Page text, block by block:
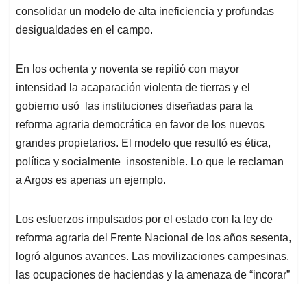
consolidar un modelo de alta ineficiencia y profundas
desigualdades en el campo.
En los ochenta y noventa se repitió con mayor
intensidad la acaparación violenta de tierras y el
gobierno usó las instituciones diseñadas para la
reforma agraria democrática en favor de los nuevos
grandes propietarios. El modelo que resultó es ética,
política y socialmente insostenible. Lo que le reclaman
a Argos es apenas un ejemplo.
Los esfuerzos impulsados por el estado con la ley de
reforma agraria del Frente Nacional de los años sesenta,
logró algunos avances. Las movilizaciones campesinas,
las ocupaciones de haciendas y la amenaza de “incorar”